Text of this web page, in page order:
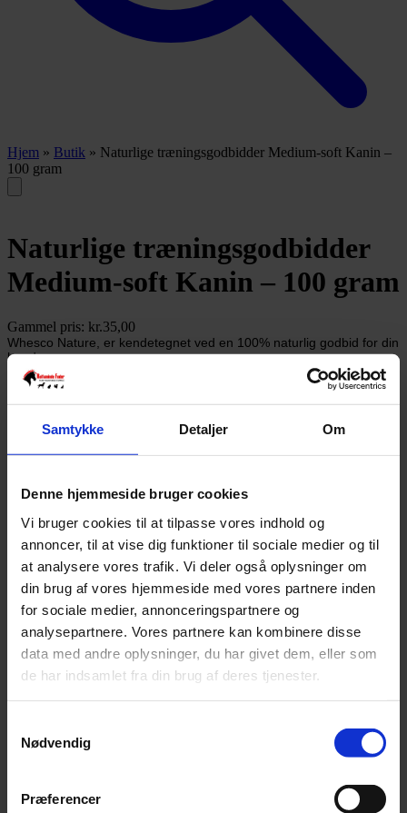
Samtykke Detaljer Om
Denne hjemmeside bruger cookies
Vi bruger cookies til at tilpasse vores indhold og
annoncer, til at vise dig funktioner til sociale medier og til
at analysere vores trafik. Vi deler også oplysninger om
din brug af vores hjemmeside med vores partnere inden
for sociale medier, annonceringspartnere og
analysepartnere. Vores partnere kan kombinere disse
data med andre oplysninger, du har givet dem, eller som
de har indsamlet fra din brug af deres tjenester.
Nødvendig
Præferencer
Hjem » Butik » Naturlige træningsgodbidder Medium-soft Kanin –
100 gram
Naturlige træningsgodbidder
Medium-soft Kanin – 100 gram
Gammel pris: kr.35,00
Whesco Nature, er kendetegnet ved en 100% naturlig godbid for din
hund.
Whesco Nature findes i mange forskellige varianter og kommer fra
producent i EU.
Tilføj til kurv
Varekategori:
Godbidder og snacks Hund
træningsgodbidder,Naturlige Træningsgodbidder
Varebeskrivelse Produktinformation
Råprotein 55,70%, Råolie & fedtstoffer 16,10%, Råaske 15,30%,
Råfibre 2,00%, Vand 9,60%.
SKU
5710525031230
Relaterede produkter
Hele Okseluftrør ca. 40 cm - 1 stk.